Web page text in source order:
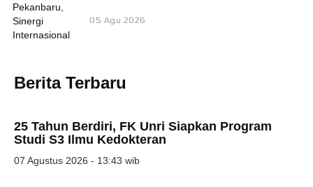
05 Agu 2026
Berita Terbaru
25 Tahun Berdiri, FK Unri Siapkan Program
Studi S3 Ilmu Kedokteran
07 Agustus 2026 - 13:43 wib